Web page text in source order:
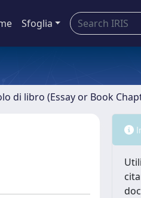
Sfoglia
di libro (Essay or Book